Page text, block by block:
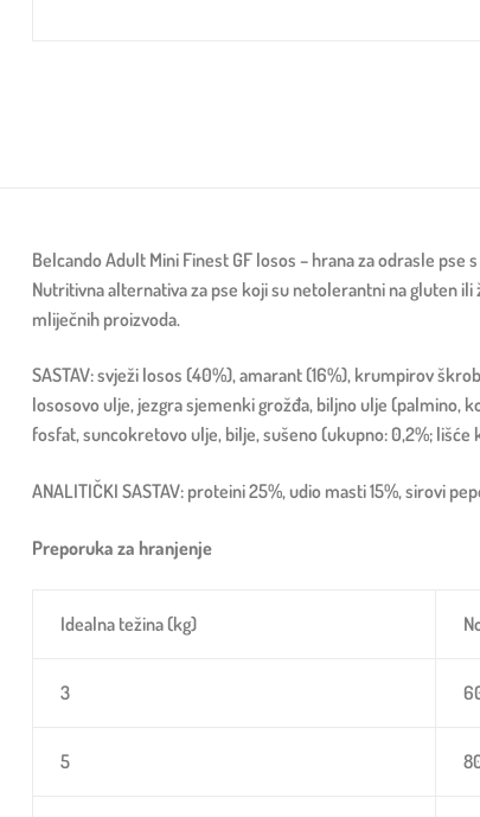
Belcando Adult Mini Finest GF losos – hrana za odrasle pse
Nutritivna alternativa za pse koji su netolerantni na gluten
mliječnih proizvoda.
SASTAV: svježi losos (40%), amarant (16%), krumpirov
lososovo ulje, jezgra sjemenki grožđa, biljno ulje (palmino,
fosfat, suncokretovo ulje, bilje, sušeno (ukupno: 0,2%;
ANALITIČKI SASTAV: proteini 25%, udio masti 15%, sirovi
Preporuka za hranjenje
Idealna težina (kg)
3
5